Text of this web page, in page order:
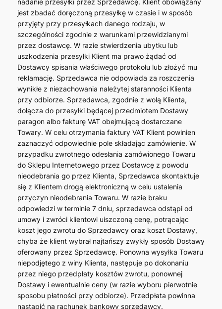
nadanie przesyłki przez Sprzedawcę. Klient obowiązany
jest zbadać doręczoną przesyłkę w czasie i w sposób
przyjęty przy przesyłkach danego rodzaju, w
szczególności zgodnie z warunkami przewidzianymi
przez dostawcę. W razie stwierdzenia ubytku lub
uszkodzenia przesyłki Klient ma prawo żądać od
Dostawcy spisania właściwego protokołu lub złożyć mu
reklamację. Sprzedawca nie odpowiada za roszczenia
wynikłe z niezachowania należytej staranności Klienta
przy odbiorze. Sprzedawca, zgodnie z wolą Klienta,
dołącza do przesyłki będącej przedmiotem Dostawy
paragon albo fakturę VAT obejmującą dostarczane
Towary. W celu otrzymania faktury VAT Klient powinien
zaznaczyć odpowiednie pole składając zamówienie. W
przypadku zwrotnego odesłania zamówionego Towaru
do Sklepu Internetowego przez Dostawcę z powodu
nieodebrania go przez Klienta, Sprzedawca skontaktuje
się z Klientem drogą elektroniczną w celu ustalenia
przyczyn nieodebrania Towaru. W razie braku
odpowiedzi w terminie 7 dniu, sprzedawca odstąpi od
umowy i zwróci klientowi uiszczoną cenę, potrącając
koszt jego zwrotu do Sprzedawcy oraz koszt Dostawy,
chyba że klient wybrał najtańszy zwykły sposób Dostawy
oferowany przez Sprzedawcę. Ponowna wysyłka Towaru
niepodjętego z winy Klienta, następuje po dokonaniu
przez niego przedpłaty kosztów zwrotu, ponownej
Dostawy i ewentualnie ceny (w razie wyboru pierwotnie
sposobu płatności przy odbiorze). Przedpłata powinna
nastąpić na rachunek bankowy sprzedawcy.